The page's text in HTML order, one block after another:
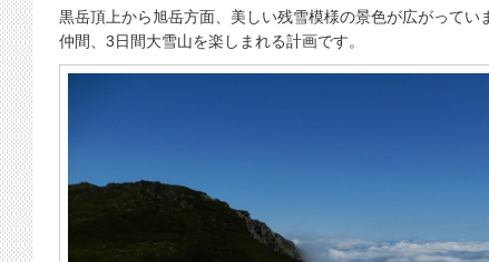
黒岳頂上から旭岳方面、美しい残雪模様の景色が広がってい
仲間、3日間大雪山を楽しまれる計画です。